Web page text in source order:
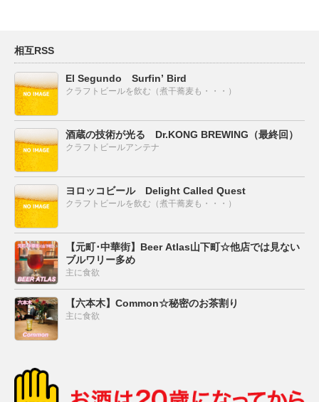
相互RSS
El Segundo Surfin’ Bird
クラフトビールを飲む（煮干蕎麦も・・・）
酒蔵の技術が光る Dr.KONG BREWING（最終回）
クラフトビールアンテナ
ヨロッコビール Delight Called Quest
クラフトビールを飲む（煮干蕎麦も・・・）
【元町･中華街】Beer Atlas山下町☆他店では見ない
ブルワリー多め
主に食欲
【六本木】Common☆秘密のお茶割り
主に食欲